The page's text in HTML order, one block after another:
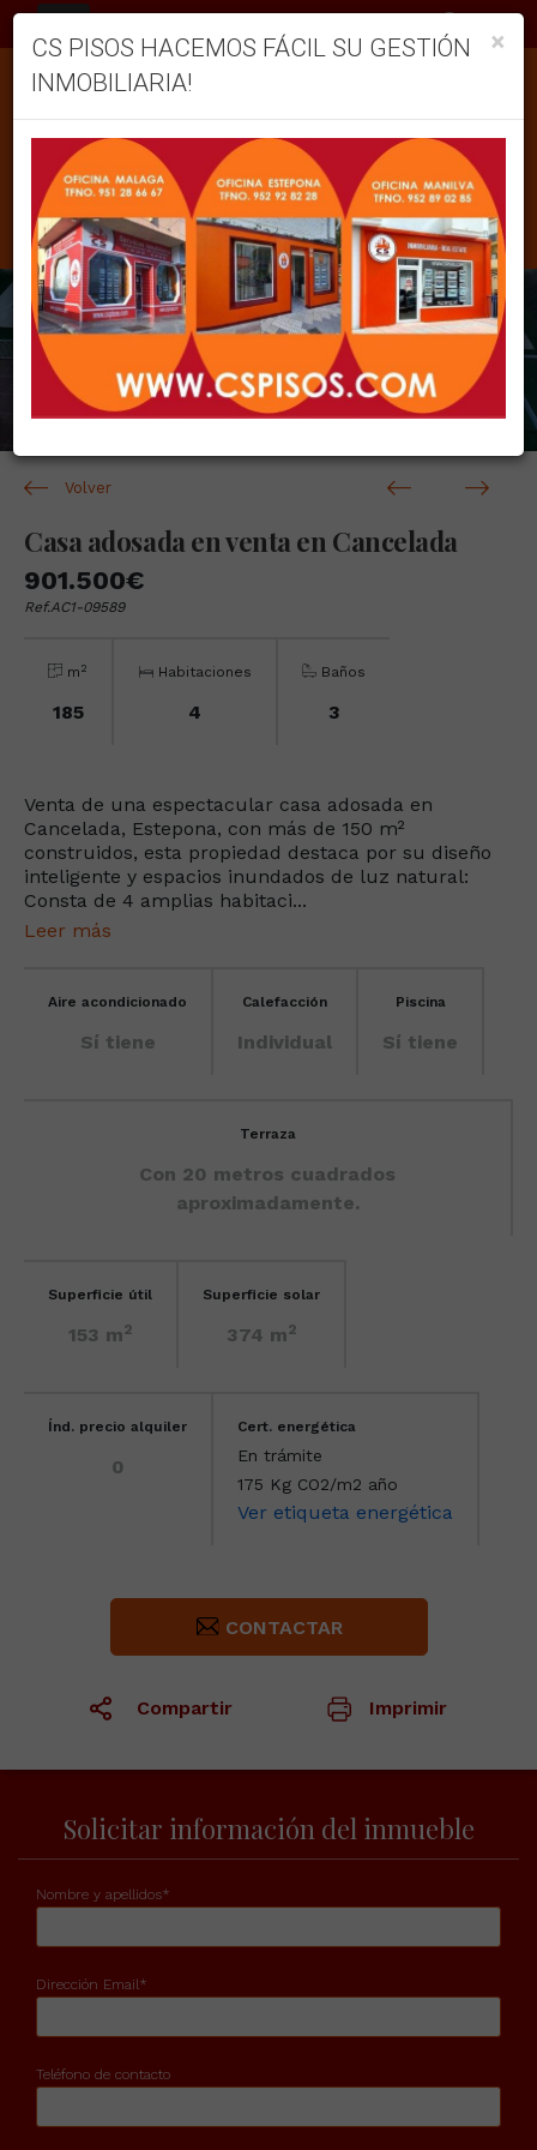
Previous Next
Volver
Casa adosada en venta en Cancelada
901.500€
Ref.AC1-09589
m 2
185
Habitaciones
4
Baños
3
Venta de una espectacular casa adosada en
Cancelada, Estepona, con más de 150 m²
construidos, esta propiedad destaca por su diseño
inteligente y espacios inundados de luz natural:
Consta de 4 amplias habitaci...
Leer más
Aire acondicionado
Sí tiene
Calefacción
Individual
Piscina
Sí tiene
Terraza
Con 20 metros cuadrados
aproximadamente.
Superficie útil
153 m2
Superficie solar
374 m2
Índ. precio alquiler
0
Cert. energética
En trámite
175 Kg CO2/m2 año
Ver etiqueta energética
CONTACTAR
Compartir Imprimir
Solicitar información del inmueble
Nombre y apellidos*
Dirección Email*
Teléfono de contacto
×
CS PISOS HACEMOS FÁCIL SU GESTIÓN
INMOBILIARIA!